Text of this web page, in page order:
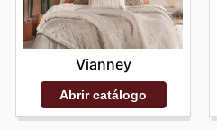
Vianney
Abrir catálogo